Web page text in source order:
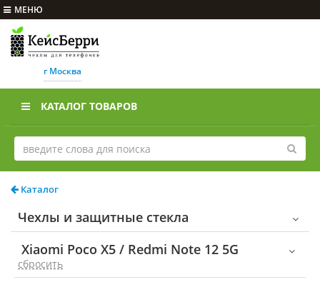
МЕНЮ
г Москва
КАТАЛОГ ТОВАРОВ
Каталог
Чехлы и защитные стекла
Xiaomi Poco X5 / Redmi Note 12 5G
cбросить